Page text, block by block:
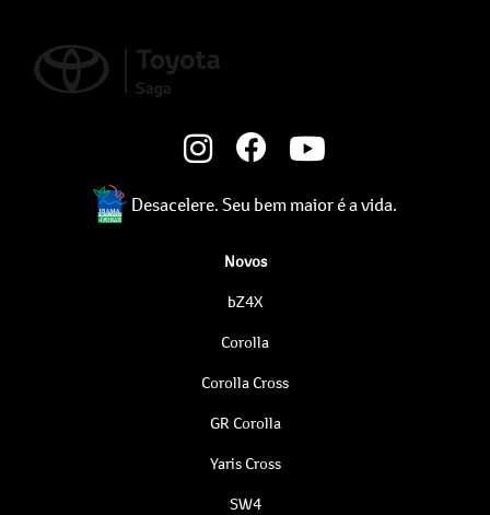
Desacelere. Seu bem maior é a vida.
Novos
bZ4X
Corolla
Corolla Cross
GR Corolla
Yaris Cross
SW4